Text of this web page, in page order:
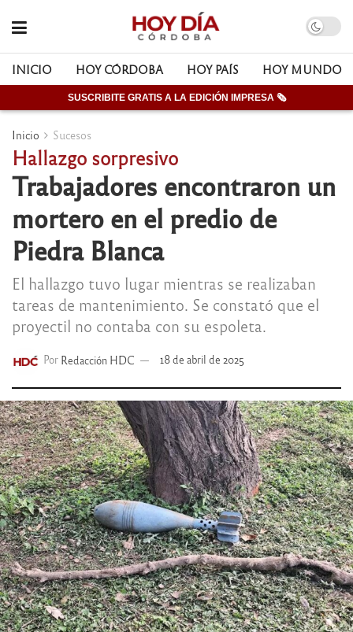
INICIO HOY CÓRDOBA HOY PAÍS HOY MUNDO
SUSCRIBITE GRATIS A LA EDICIÓN IMPRESA 🗞
Inicio Sucesos
Hallazgo sorpresivo
Trabajadores encontraron un
mortero en el predio de
Piedra Blanca
El hallazgo tuvo lugar mientras se realizaban
tareas de mantenimiento. Se constató que el
proyectil no contaba con su espoleta.
Por Redacción HDC 18 de abril de 2025